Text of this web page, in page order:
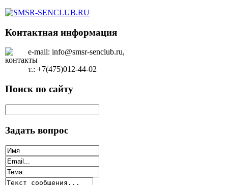
Контактная информация
e-mail: info@smsr-senclub.ru,
т.: +7(475)012-44-02
Поиск по сайту
Задать вопрос